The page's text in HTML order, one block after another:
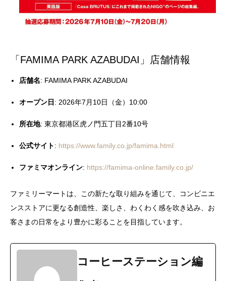
「FAMIMA PARK AZABUDAI」店舗情報
店舗名: FAMIMA PARK AZABUDAI
オープン日 : 2026年7月10日（金）10:00
所在地: 東京都港区虎ノ門五丁目2番10号
公式サイト: https://www.family.co.jp/famima.html
ファミマオンライン: https://famima-online.family.co.jp/
ファミリーマートは、この新たな取り組みを通じて、コンビニエ
ンスストアに更なる創造性、楽しさ、わくわく感を吹き込み、お
客さまの日常をより豊かに彩ることを目指しています。
コーヒーステーション編